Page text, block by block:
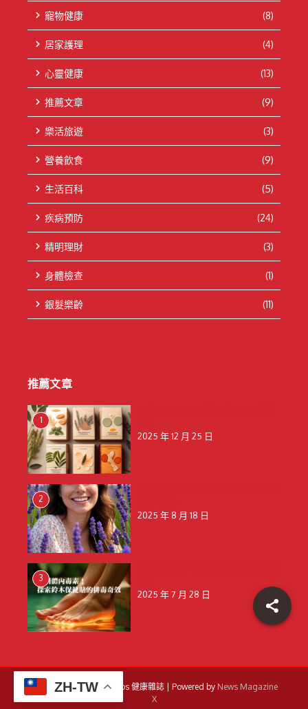
寵物健康 (8)
居家護理 (4)
心靈健康 (13)
推薦文章 (9)
樂活旅遊 (3)
營養飲食 (9)
生活百科 (5)
疾病預防 (24)
精明理財 (3)
身體檢查 (1)
銀髮樂齡 (11)
推薦文章
1
2025 年 12 月 25 日
2
2025 年 8 月 18 日
3
2025 年 7 月 28 日
Copyright © 2026 Amigos 健康雜誌 | Powered by News Magazine
X
ZH-TW